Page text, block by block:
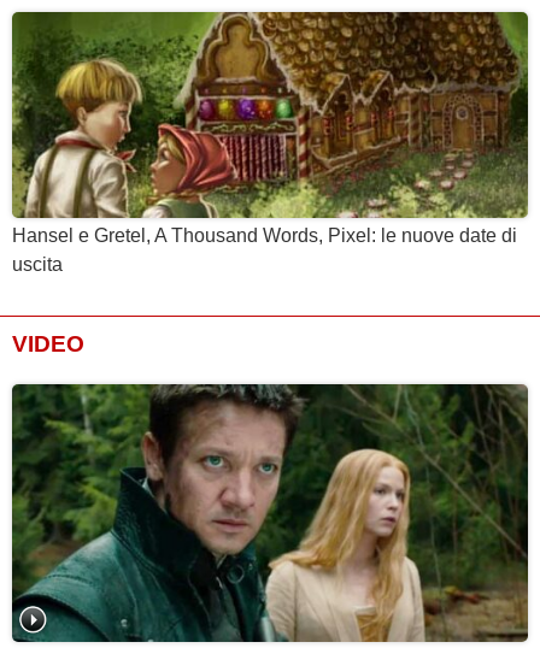
Hansel e Gretel, A Thousand Words, Pixel: le nuove date di
uscita
VIDEO